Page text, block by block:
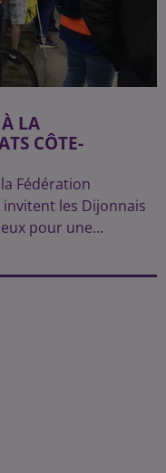
LA
CÔTE-
Fédération
les Dijonnais
pour une...